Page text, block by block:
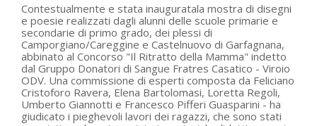
Contestualmente e stata inauguratala mostra di disegni
e poesie realizzati dagli alunni delle scuole primarie e
secondarie di primo grado, dei plessi di
Camporgiano/Careggine e Castelnuovo di Garfagnana,
abbinato al Concorso "Il Ritratto della Mamma" indetto
dal Gruppo Donatori di Sangue Fratres Casatico - Viroio
ODV. Una commissione di esperti composta da Feliciano
Cristoforo Ravera, Elena Bartolomasi, Loretta Regoli,
Umberto Giannotti e Francesco Pifferi Guasparini - ha
giudicato i pieghevoli lavori dei ragazzi, che sono stati